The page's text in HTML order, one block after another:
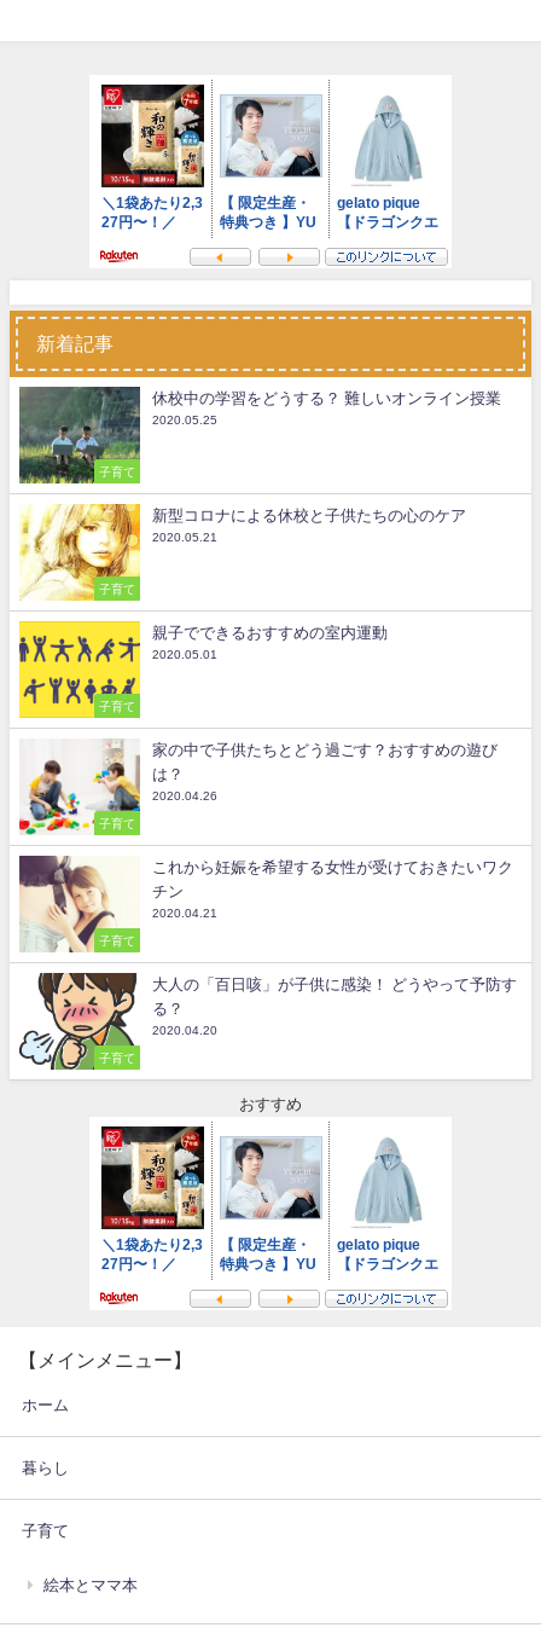
新着記事
子育て
休校中の学習をどうする？ 難しいオンライン授業
2020.05.25
子育て
新型コロナによる休校と子供たちの心のケア
2020.05.21
子育て
親子でできるおすすめの室内運動
2020.05.01
子育て
家の中で子供たちとどう過ごす？おすすめの遊び
は？
2020.04.26
子育て
これから妊娠を希望する女性が受けておきたいワク
チン
2020.04.21
子育て
大人の「百日咳」が子供に感染！ どうやって予防す
る？
2020.04.20
おすすめ
【メインメニュー】
ホーム
暮らし
子育て
絵本とママ本